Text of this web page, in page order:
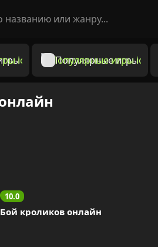
Популярные игры
10.0
Бой кроликов онлайн